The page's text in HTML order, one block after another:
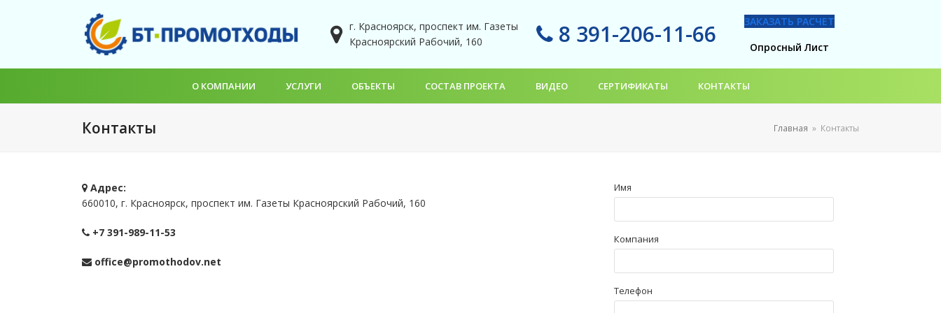
г. Красноярск, проспект им. Газеты
Красноярский Рабочий, 160
8 391-206-11-66
ЗАКАЗАТЬ РАСЧЕТ
Опросный Лист
О КОМПАНИИ УСЛУГИ ОБЪЕКТЫ СОСТАВ ПРОЕКТА ВИДЕО СЕРТИФИКАТЫ КОНТАКТЫ
Контакты Главная » Контакты
Адрес:
660010, г. Красноярск, проспект им. Газеты Красноярский Рабочий, 160
+7 391-989-11-53
office@promothodov.net
Имя
Компания
Телефон